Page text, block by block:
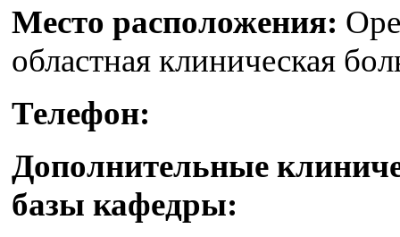
Место расположения:
областная клиническая
Телефон:
Дополнительные
базы кафедры: